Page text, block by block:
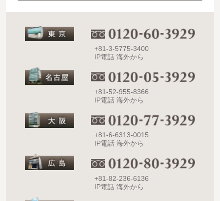
+81-3-5775-3400
IP電話 海外から
+81-52-955-8366
IP電話 海外から
+81-6-6313-0015
IP電話 海外から
+81-82-236-6136
IP電話 海外から